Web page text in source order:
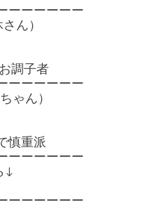
ーーーーーー
ん）
子者
ーーーーーー
ん）
重派
ーーーーーー
↓
ーーーーーー